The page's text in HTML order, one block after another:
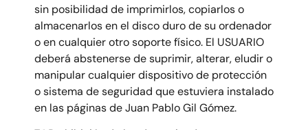
sin posibilidad de imprimirlos, copiarlos o
almacenarlos en el disco duro de su ordenador
o en cualquier otro soporte físico. El USUARIO
deberá abstenerse de suprimir, alterar, eludir o
manipular cualquier dispositivo de protección
o sistema de seguridad que estuviera instalado
en las páginas de Juan Pablo Gil Gómez.